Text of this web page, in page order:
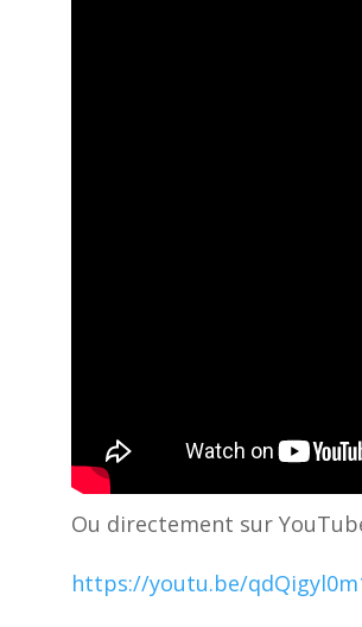
Ou directement sur
https://youtu.be/